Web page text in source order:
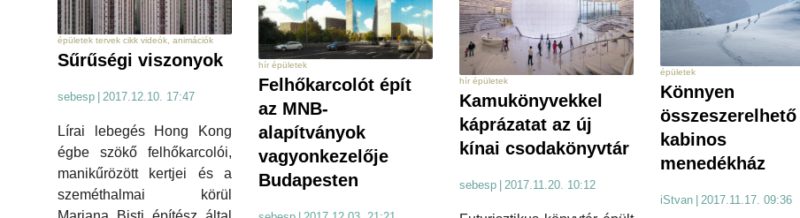
épületek tervek cikk videók, animációk
Sűrűségi viszonyok
sebesp 2017.12.10. 17:47
Lírai lebegés Hong Kong
égbe szökő felhőkarcolói,
manikűrözött kertjei és a
szeméthalmai körül
hír épületek
Felhőkarcolót épít
az MNB-
alapítványok
vagyonkezelője
Budapesten
hír épületek
Kamukönyvekkel
káprázatat az új
kínai csodakönyvtár
sebesp 2017.11.20. 10:12
épületek
Könnyen
összeszerelhető
kabinos
menedékház
iStvan 2017.11.17. 09:36